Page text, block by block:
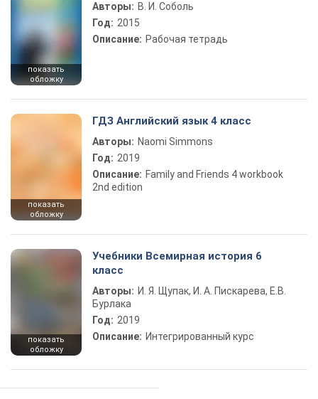
показать
обложку
Авторы: В. И. Соболь
Год: 2015
Описание: Рабочая тетрадь
показать
обложку
ГДЗ Английский язык 4 класс
Авторы: Naomi Simmons
Год: 2019
Описание: Family and Friends 4 workbook
2nd edition
показать
обложку
Учебники Всемирная история 6
класс
Авторы: И. Я. Щупак, И. А. Пискарева, Е.В.
Бурлака
Год: 2019
Описание: Интегрированный курс